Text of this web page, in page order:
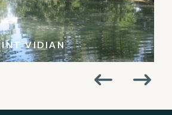
VIDIAN